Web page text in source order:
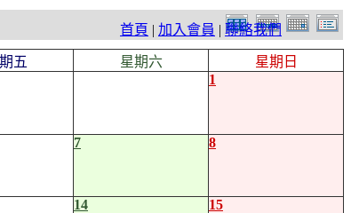
首頁 | 加入會員 | 聯絡我們
五 星期六
星期日
1
7 8
14 15